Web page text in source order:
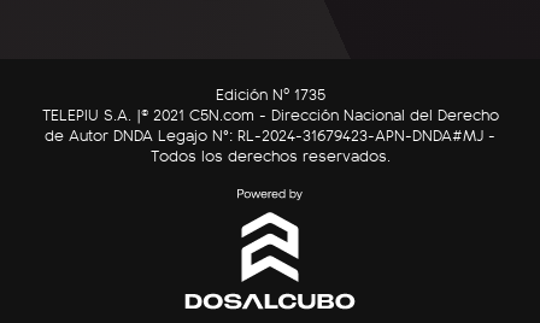
C5N Autos
RatingCero
Edición Nº 1735
TELEPIU S.A. |© 2021 C5N.com - Dirección Nacional del Derecho
de Autor DNDA Legajo N°: RL-2024-31679423-APN-DNDA#MJ -
Todos los derechos reservados.